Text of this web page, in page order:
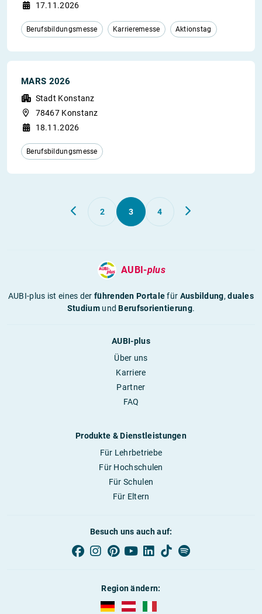
17.11.2026
Berufsbildungsmesse Karrieremesse Aktionstag
MARS 2026
Stadt Konstanz
78467 Konstanz
18.11.2026
Berufsbildungsmesse
2 3 4
AUBI-plus
AUBI-plus ist eines derführenden Portalefür Ausbildung,duales
StudiumundBerufsorientierung.
AUBI-plus
Über uns
Karriere
Partner
FAQ
Produkte & Dienstleistungen
Für Lehrbetriebe
Für Hochschulen
Für Schulen
Für Eltern
Besuch uns auch auf:
Region ändern:
AUBI-plus Deutschland (deutsch)
AUBI-plus Österreich (deutsch)